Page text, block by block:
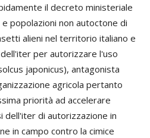
il decreto ministeriale
popolazioni non autoctone di
alieni nel territorio italiano e
per autorizzare l'uso
japonicus), antagonista
agricola pertanto
priorità ad accelerare
dell'iter di autorizzazione in
in campo contro la cimice